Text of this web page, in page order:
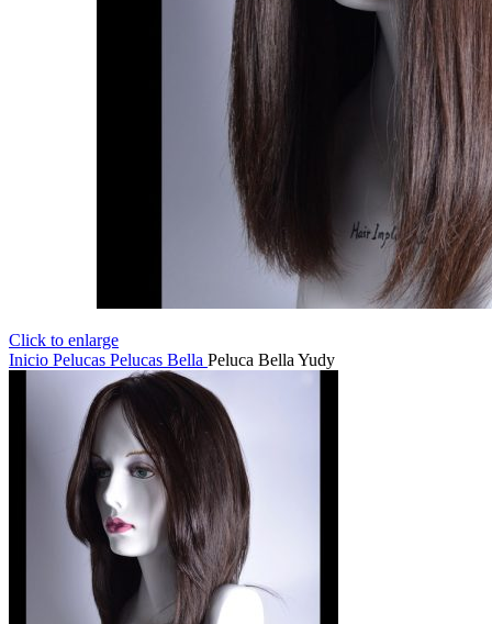
Click to enlarge
Inicio Pelucas Pelucas Bella Peluca Bella Yudy